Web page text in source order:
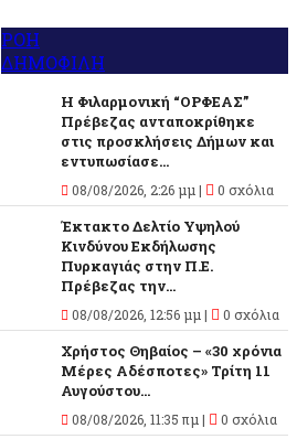
ΡΟΗ
ΔΗΜΟΦΙΛΗ
Η Φιλαρμονική “ΟΡΦΕΑΣ”
Πρέβεζας ανταποκρίθηκε
στις προσκλήσεις Δήμων και
εντυπωσίασε...
08/08/2026, 2:26 μμ | 0 σχόλια
Έκτακτο Δελτίο Υψηλού
Κινδύνου Εκδήλωσης
Πυρκαγιάς στην Π.Ε.
Πρέβεζας την...
08/08/2026, 12:56 μμ | 0 σχόλια
Χρήστος Θηβαίος – «30 χρόνια
Μέρες Αδέσποτες» Τρίτη 11
Αυγούστου...
08/08/2026, 11:35 πμ | 0 σχόλια